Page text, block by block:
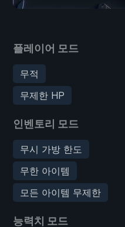
플레이어 모드
무적
무제한 HP
인벤토리 모드
무시 가방 한도
무한 아이템
모든 아이템 무제한
능력치 모드